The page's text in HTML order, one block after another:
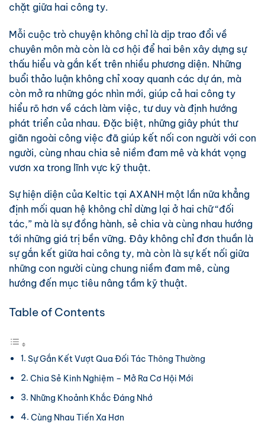
chặt giữa hai công ty.
Mỗi cuộc trò chuyện không chỉ là dịp trao đổi về
chuyên môn mà còn là cơ hội để hai bên xây dựng sự
thấu hiểu và gắn kết trên nhiều phương diện. Những
buổi thảo luận không chỉ xoay quanh các dự án, mà
còn mở ra những góc nhìn mới, giúp cả hai công ty
hiểu rõ hơn về cách làm việc, tư duy và định hướng
phát triển của nhau. Đặc biệt, những giây phút thư
giãn ngoài công việc đã giúp kết nối con người với con
người, cùng nhau chia sẻ niềm đam mê và khát vọng
vươn xa trong lĩnh vực kỹ thuật.
Sự hiện diện của Keltic tại AXANH một lần nữa khẳng
định mối quan hệ không chỉ dừng lại ở hai chữ “đối
tác,” mà là sự đồng hành, sẻ chia và cùng nhau hướng
tới những giá trị bền vững. Đây không chỉ đơn thuần là
sự gắn kết giữa hai công ty, mà còn là sự kết nối giữa
những con người cùng chung niềm đam mê, cùng
hướng đến mục tiêu nâng tầm kỹ thuật.
Table of Contents
Sự Gắn Kết Vượt Qua Đối Tác Thông Thường
Chia Sẻ Kinh Nghiệm – Mở Ra Cơ Hội Mới
Những Khoảnh Khắc Đáng Nhớ
Cùng Nhau Tiến Xa Hơn